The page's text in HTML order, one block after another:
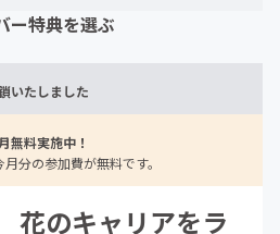
ー特典を選ぶ
いたしました
無料実施中！
分の参加費が無料です。
のキャリアをラ